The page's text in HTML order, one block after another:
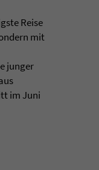
Reise
mit
junger
im Juni